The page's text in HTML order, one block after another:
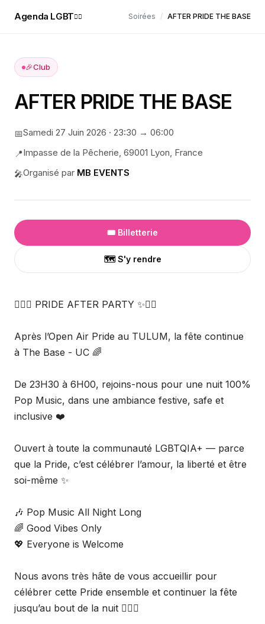
Agenda LGBT🏳️‍🌈 Soirées / AFTER PRIDE THE BASE
🎉Club
AFTER PRIDE THE BASE
📅Samedi 27 Juin 2026 · 23:30 → 06:00
📍Impasse de la Pêcherie, 69001 Lyon, France
🎤Organisé par MB EVENTS
🎟️ Billetterie
🗺️ S'y rendre
🏳️‍🌈✨ PRIDE AFTER PARTY ✨🏳️‍🌈
Après l’Open Air Pride au TULUM, la fête continue
à The Base - UC 🌈
De 23H30 à 6H00, rejoins-nous pour une nuit 100%
Pop Music, dans une ambiance festive, safe et
inclusive ❤️
Ouvert à toute la communauté LGBTQIA+ — parce
que la Pride, c’est célébrer l’amour, la liberté et être
soi-même ✨
🎶 Pop Music All Night Long
🌈 Good Vibes Only
💖 Everyone is Welcome
Nous avons très hâte de vous accueillir pour
célébrer cette Pride ensemble et continuer la fête
jusqu’au bout de la nuit 🏳️‍🌈✨